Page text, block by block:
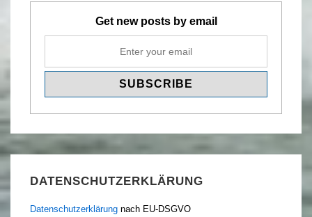
Get new posts by email
DATENSCHUTZERKLÄRUNG
Datenschutzerklärung nach EU-DSGVO